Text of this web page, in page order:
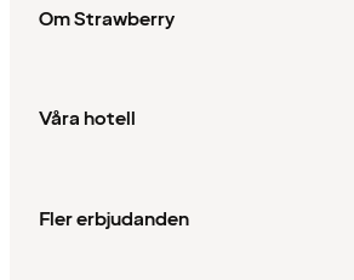
Om Strawberry
Våra hotell
Fler erbjudanden